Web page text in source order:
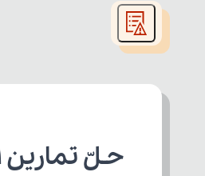
window.
حـلّ تمارین 1 و 2 درس اول از کتاب عربی دوازدهم ریاضی